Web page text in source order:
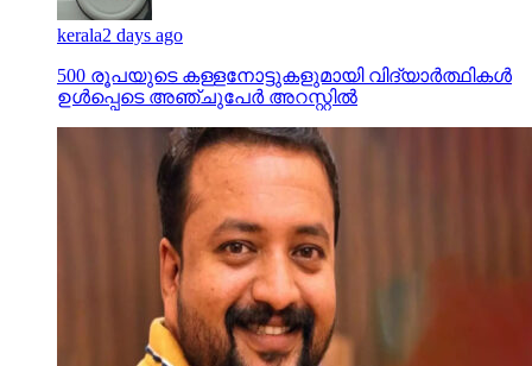
kerala2 days ago
500 രൂപയുടെ കള്ളനോട്ടുകളുമായി വിദ്യാര്‍ത്ഥികള്‍
ഉള്‍പ്പെടെ അഞ്ചുപേര്‍ അറസ്റ്റില്‍